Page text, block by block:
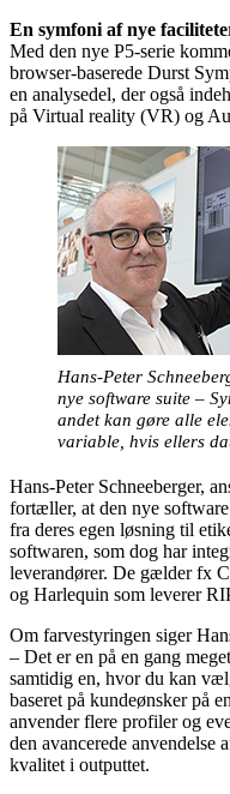
En symfoni af nye
Med den nye P5-serie
browser-baserede Durst
en analysedel, der også
på Virtual reality (VR) og
Hans-Peter
nye software suite –
andet kan gøre alle
variable, hvis ellers
Hans-Peter Schneeberger,
fortæller, at den nye
fra deres egen løsning til
softwaren, som dog har
leverandører. De gælder fx
og Harlequin som leverer
Om farvestyringen siger
– Det er en på en gang
samtidig en, hvor du kan
baseret på kundeønsker på
anvender flere profiler og
den avancerede
kvalitet i outputtet.